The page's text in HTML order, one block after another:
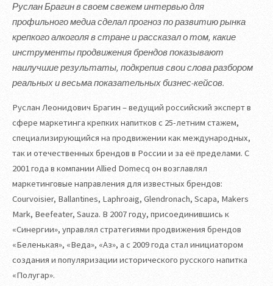
Руслан Брагин в своем свежем интервью для
профильного медиа сделал прогноз по развитию рынка
крепкого алкоголя в стране и рассказал о том, какие
инструменты продвижения брендов показывают
наилучшие результаты, подкрепив свои слова разбором
реальных и весьма показательных бизнес-кейсов.
Руслан Леонидович Брагин – ведущий российский эксперт в
сфере маркетинга крепких напитков с 25-летним стажем,
специализирующийся на продвижении как международных,
так и отечественных брендов в России и за её пределами. С
2001 года в компании Allied Domecq он возглавлял
маркетинговые направления для известных брендов:
Courvoisier, Ballantines, Laphroaig, Glendronach, Scapa, Makers
Mark, Beefeater, Sauza. В 2007 году, присоединившись к
«Синергии», управлял стратегиями продвижения брендов
«Беленькая», «Веда», «Аз», а с 2009 года стал инициатором
создания и популяризации исторического русского напитка
«Полугар».